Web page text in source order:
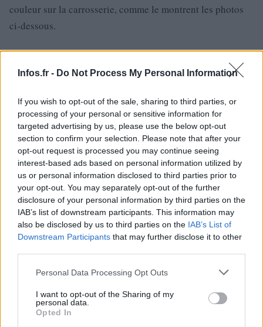
Infos.fr - Do Not Process My Personal Information
If you wish to opt-out of the sale, sharing to third parties, or
processing of your personal or sensitive information for
targeted advertising by us, please use the below opt-out
section to confirm your selection. Please note that after your
opt-out request is processed you may continue seeing
interest-based ads based on personal information utilized by
us or personal information disclosed to third parties prior to
your opt-out. You may separately opt-out of the further
disclosure of your personal information by third parties on the
IAB’s list of downstream participants. This information may
also be disclosed by us to third parties on the IAB’s List of
Downstream Participants that may further disclose it to other
Please note that this website/app uses one or more Google
not limited to your visit or usage behaviour. You may click to
grant or deny consent to Google and its third-party tags to
use your data for below specified purposes in below Google
Personal Data Processing Opt Outs
I want to opt-out of the Sharing of my
personal data.
Opted In
couleur sur la carrosserie, comme le montrent les photos
ci-dessous.
AUTEUR